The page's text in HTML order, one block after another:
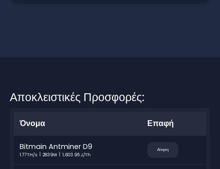
Αποκλειστικές Προσφορές:
Όνομα Επαφή
Bitmain Antminer D9
1.77TH/s 2839W 1,603.95 J/Th
Αίτηση